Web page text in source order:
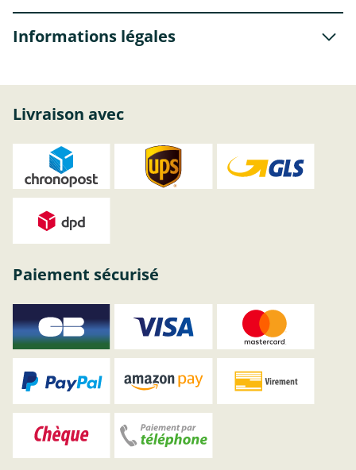
Informations légales
Livraison avec
Paiement sécurisé